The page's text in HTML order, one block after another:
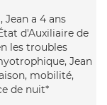
a 4 ans
d'Auxiliaire de
les troubles
Jean
mobilité,
de nuit*